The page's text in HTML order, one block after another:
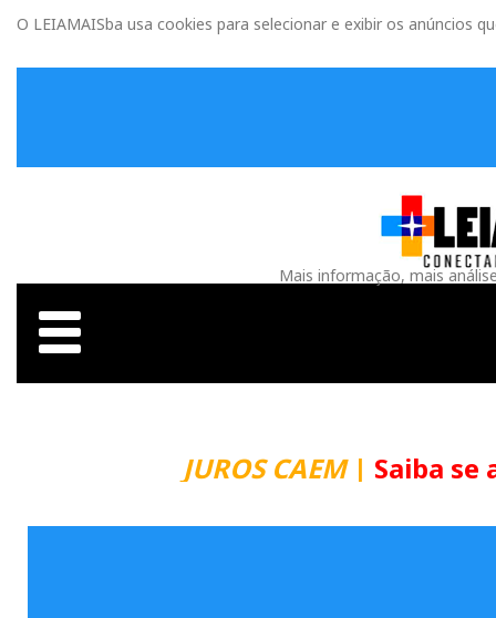
O LEIAMAISba usa cookies para selecionar e exibir os anúncios
Mais informação, mais
JUROS CAEM| Saiba se